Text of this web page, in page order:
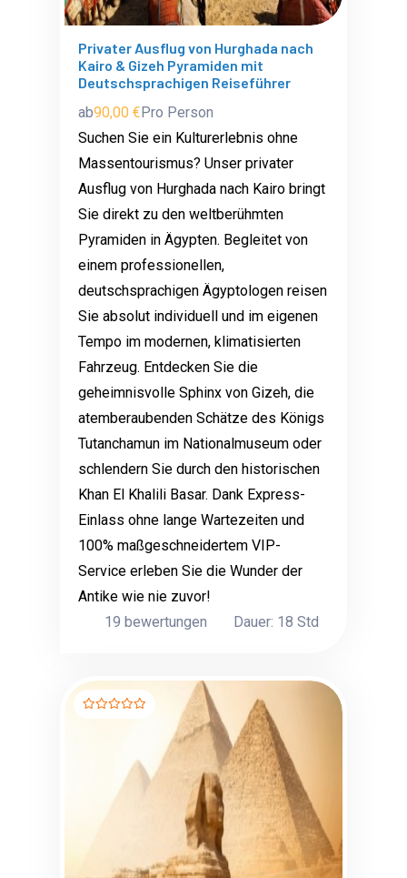
Privater Ausflug von Hurghada nach
Kairo & Gizeh Pyramiden mit
Deutschsprachigen Reiseführer
ab90,00 €Pro Person
Suchen Sie ein Kulturerlebnis ohne
Massentourismus? Unser privater
Ausflug von Hurghada nach Kairo bringt
Sie direkt zu den weltberühmten
Pyramiden in Ägypten. Begleitet von
einem professionellen,
deutschsprachigen Ägyptologen reisen
Sie absolut individuell und im eigenen
Tempo im modernen, klimatisierten
Fahrzeug. Entdecken Sie die
geheimnisvolle Sphinx von Gizeh, die
atemberaubenden Schätze des Königs
Tutanchamun im Nationalmuseum oder
schlendern Sie durch den historischen
Khan El Khalili Basar. Dank Express-
Einlass ohne lange Wartezeiten und
100% maßgeschneidertem VIP-
Service erleben Sie die Wunder der
Antike wie nie zuvor!
19 bewertungen
Dauer: 18 Std